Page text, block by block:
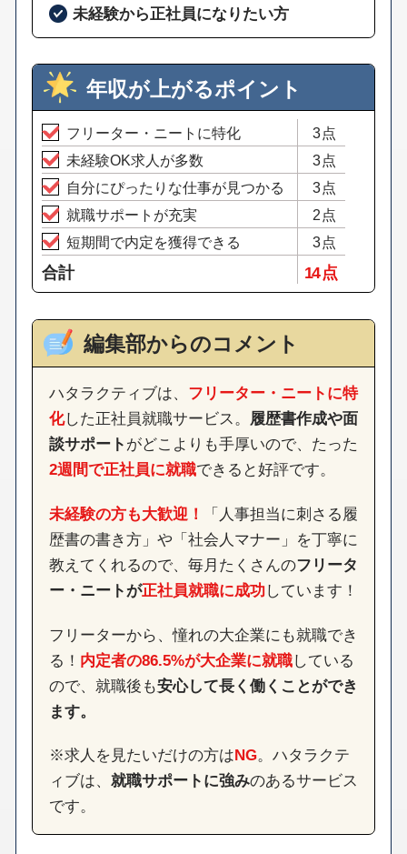
未経験から正社員になりたい方
年収が上がるポイント
フリーター・ニートに特化
3点
未経験OK求人が多数
3点
自分にぴったりな仕事が見つかる
3点
就職サポートが充実
2点
短期間で内定を獲得できる
3点
合計 14 点
編集部からのコメント
ハタラクティブは、 フリーター・ニートに特
化した正社員就職サービス。 履歴書作成や面
談サポート がどこよりも手厚いので、たった
2週間で正社員に就職できると好評です。
未経験の方も大歓迎！
「人事担当に刺さる履
歴書の書き方」や「社会人マナー」を丁寧に
教えてくれるので、毎月たくさんのフリータ
ー・ニートが正社員就職に成功しています！
フリーターから、憧れの大企業にも就職でき
る！ 内定者の86.5%が大企業に就職している
ので、就職後も安心して長く働くことができ
ます。
※求人を見たいだけの方はNG。ハタラクテ
ィブは、 就職サポートに強みのあるサービス
です。